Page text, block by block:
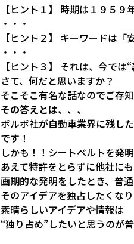
【ヒント１】 時期は１９５９
・・・
【ヒント２】 キーワードは「
・・・
【ヒント３】 それは、今では
さて、何だと思いますか？
そこそこ有名な話なのでご存
その答えとは、、、
ボルボ社が自動車業界に残し
です！
しかも！！シートベルトを発
あえて特許をとらずに他社に
画期的な発明をしたとき、普
そのアイデアを独占したくなり
素晴らしいアイデアや情報は
“独り占め”したいと思うのが普